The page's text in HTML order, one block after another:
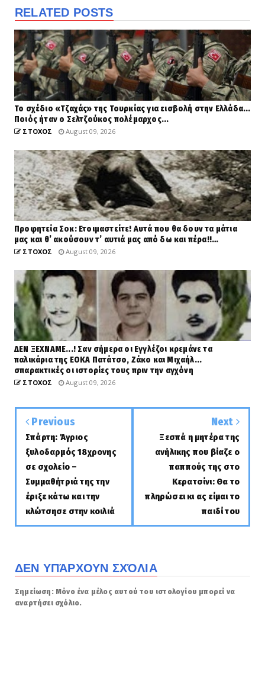
RELATED POSTS
Το σχέδιο «Τζαχάς» της Τουρκίας για εισβολή στην Ελλάδα...
Ποιός ήταν ο Σελτζούκος πολέμαρχος...
ΣΤΟΧΟΣ August 09, 2026
Προφητεία Σοκ: Ετοιμαστείτε! Αυτά που θα δουν τα μάτια
μας και θ’ ακούσουν τ’ αυτιά μας από δω και πέρα!!…
ΣΤΟΧΟΣ August 09, 2026
ΔΕΝ ΞΕΧΝΑΜΕ...! Σαν σήμερα οι Εγγλέζοι κρεμάνε τα
παλικάρια της ΕΟΚΑ Πατάτσο, Ζάκο και Μιχαήλ...
σπαρακτικές οι ιστορίες τους πριν την αγχόνη
ΣΤΟΧΟΣ August 09, 2026
Previous
Σπάρτη: Άγριος
ξυλοδαρμός 18χρονης
σε σχολείο –
Συμμαθήτριά της την
έριξε κάτω και την
κλώτσησε στην κοιλιά
Next
Ξεσπά η μητέρα της
ανήλικης που βίαζε ο
παππούς της στο
Κερατσίνι: Θα το
πληρώσει κι ας είμαι το
παιδί του
ΔΕΝ ΥΠΆΡΧΟΥΝ ΣΧΌΛΙΑ
Σημείωση: Μόνο ένα μέλος αυτού του ιστολογίου μπορεί να
αναρτήσει σχόλιο.